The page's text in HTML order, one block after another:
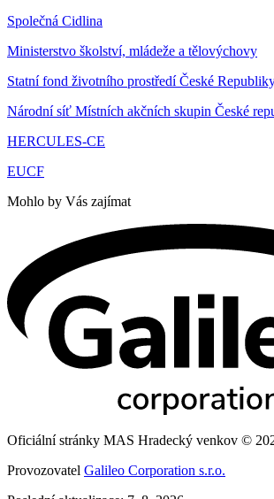
Společná Cidlina
Ministerstvo školství, mládeže a tělovýchovy
Statní fond životního prostředí České
Národní síť Místních akčních skupin České
HERCULES-CE
EUCF
Mohlo by Vás zajímat
Oficiální stránky MAS Hradecký venkov ©
Provozovatel Galileo Corporation s.r.o.